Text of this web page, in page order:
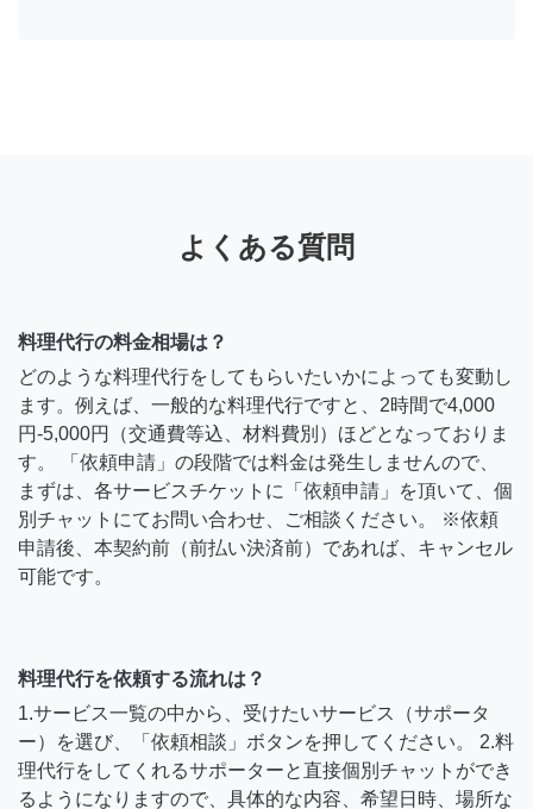
よくある質問
料理代行の料金相場は？
どのような料理代行をしてもらいたいかによっても変動し
ます。例えば、一般的な料理代行ですと、2時間で4,000
円-5,000円（交通費等込、材料費別）ほどとなっておりま
す。 「依頼申請」の段階では料金は発生しませんので、
まずは、各サービスチケットに「依頼申請」を頂いて、個
別チャットにてお問い合わせ、ご相談ください。 ※依頼
申請後、本契約前（前払い決済前）であれば、キャンセル
可能です。
料理代行を依頼する流れは？
1.サービス一覧の中から、受けたいサービス（サポータ
ー）を選び、「依頼相談」ボタンを押してください。 2.料
理代行をしてくれるサポーターと直接個別チャットができ
るようになりますので、具体的な内容、希望日時、場所な